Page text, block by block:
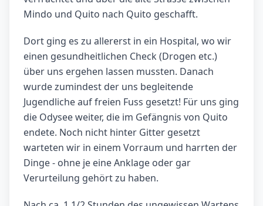
Mindo und Quito nach Quito geschafft.
Dort ging es zu allererst in ein Hospital, wo wir
einen gesundheitlichen Check (Drogen etc.)
über uns ergehen lassen mussten. Danach
wurde zumindest der uns begleitende
Jugendliche auf freien Fuss gesetzt! Für uns ging
die Odysee weiter, die im Gefängnis von Quito
endete. Noch nicht hinter Gitter gesetzt
warteten wir in einem Vorraum und harrten der
Dinge - ohne je eine Anklage oder gar
Verurteilung gehört zu haben.